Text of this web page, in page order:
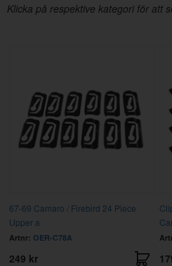
Klicka på respektive kategori för att
67-69 Camaro / Firebird 24 Piece
Upper a
Artnr: OER-C78A
249 kr